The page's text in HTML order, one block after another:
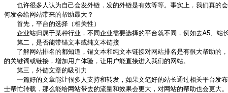
也许很多人认为自己会发外链，发的外链是有效等等。事实上，我们真的
何发会给网站带来的帮助最大？
首先，平台的选择（相关性）
企业站归属于某种行业，不同企业需要选择的平台就不同，例如去A5、站
第二，是否能带锚文本或纯文本链接
了解网站排名的都知道，锚文本和纯文本链接对网站排名是有很大帮助的
的关键词或链接，增加用户体验，让用户能直接进入我们的网站。
第三，外链文章的吸引力
一篇好的文章能让很多人支持和转发，如果文笔好的站长通过相关平台发布
士帮忙转载，那么能给网站带去的流量和效果会更大，对网站的帮助也会更大。